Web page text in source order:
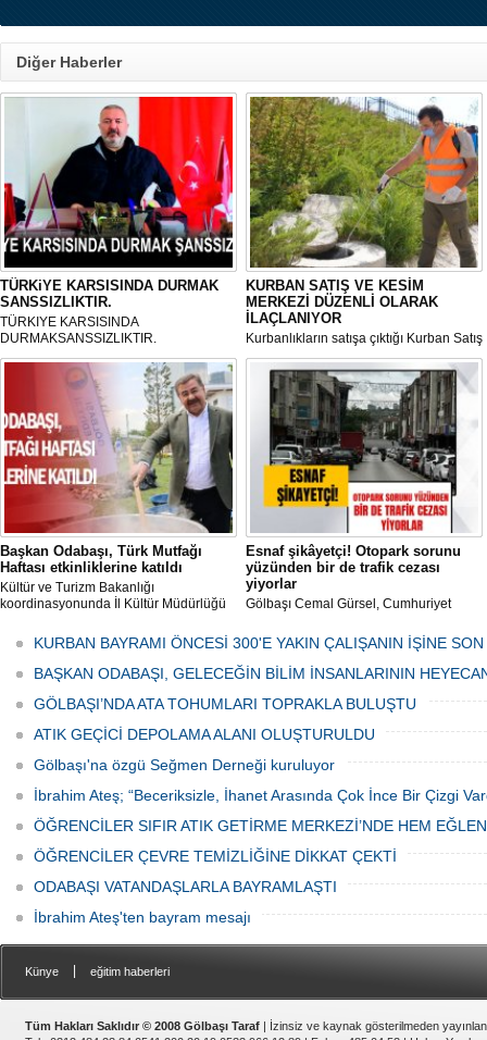
Diğer Haberler
TÜRKiYE KARSISINDA DURMAK
SANSSIZLIKTIR.
TÜRKIYE KARSISINDA
DURMAKSANSSIZLIKTIR.
KURBAN SATIŞ VE KESİM
MERKEZİ DÜZENLİ OLARAK
İLAÇLANIYOR
Kurbanlıkların satışa çıktığı Kurban Satış
ve Kesim Merkezi, haşere ve
mikropların önüne geçilmesi amacıyla
her gün Gölbaşı Belediyesi ekipleri
tarafından düzenli olarak ilaçlanıyor.
Başkan Odabaşı, Türk Mutfağı
Haftası etkinliklerine katıldı
Kültür ve Turizm Bakanlığı
koordinasyonunda İl Kültür Müdürlüğü
Haftası" etkinlikleri Ankara'da devam
ediyor.
Esnaf şikâyetçi! Otopark sorunu
yüzünden bir de trafik cezası
yiyorlar
Gölbaşı Cemal Gürsel, Cumhuriyet
bulunan esnaf ve alışverişe gelen
vatandaşlar park cezaları yüzünden
canından bezdi.
KURBAN BAYRAMI ÖNCESİ 300'E YAKIN ÇALIŞANIN İŞİNE
BAŞKAN ODABAŞI, GELECEĞİN BİLİM İNSANLARININ
GÖLBAŞI’NDA ATA TOHUMLARI TOPRAKLA BULUŞTU
ATIK GEÇİCİ DEPOLAMA ALANI OLUŞTURULDU
Gölbaşı'na özgü Seğmen Derneği kuruluyor
İbrahim Ateş; “Beceriksizle, İhanet Arasında Çok İnce Bir Çizgi
ÖĞRENCİLER SIFIR ATIK GETİRME MERKEZİ’NDE HEM
ÖĞRENCİLER ÇEVRE TEMİZLİĞİNE DİKKAT ÇEKTİ
ODABAŞI VATANDAŞLARLA BAYRAMLAŞTI
İbrahim Ateş'ten bayram mesajı
Künye eğitim haberleri
Tüm Hakları Saklıdır © 2008 Gölbaşı Taraf | İzinsiz ve kaynak gösterilmeden